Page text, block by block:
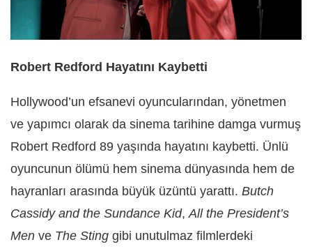
Robert Redford Hayatını Kaybetti
Hollywood’un efsanevi oyuncularından, yönetmen
ve yapımcı olarak da sinema tarihine damga vurmuş
Robert Redford 89 yaşında hayatını kaybetti. Ünlü
oyuncunun ölümü hem sinema dünyasında hem de
hayranları arasında büyük üzüntü yarattı. Butch
Cassidy and the Sundance Kid, All the President’s
Men ve The Sting gibi unutulmaz filmlerdeki